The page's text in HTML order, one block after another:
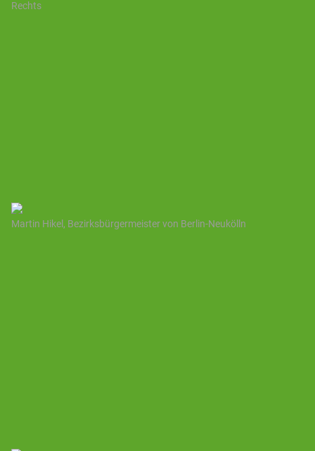
Rechts
Martin Hikel, Bezirksbürgermeister von Berlin-Neukölln